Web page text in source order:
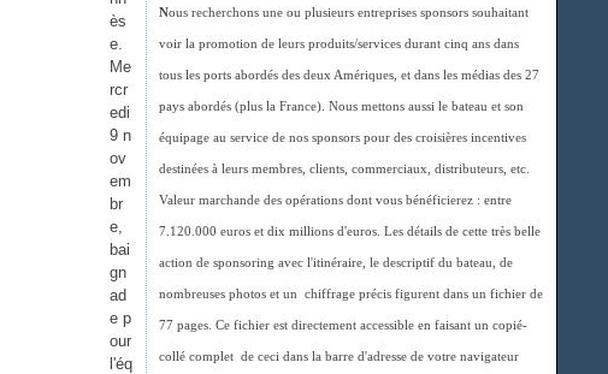
ès
e.
Me
rcr
edi
9 n
ov
em
br
e,
bai
gn
ad
e p
our
l'éq
Nous recherchons une ou plusieurs entreprises sponsors souhaitant
voir la promotion de leurs produits/services durant cinq ans dans
tous les ports abordés des deux Amériques, et dans les médias des 27
pays abordés (plus la France). Nous mettons aussi le bateau et son
équipage au service de nos sponsors pour des croisières incentives
destinées à leurs membres, clients, commerciaux, distributeurs, etc.
Valeur marchande des opérations dont vous bénéficierez : entre
7.120.000 euros et dix millions d'euros. Les détails de cette très belle
action de sponsoring avec l'itinéraire, le descriptif du bateau, de
nombreuses photos et un chiffrage précis figurent dans un fichier de
77 pages. Ce fichier est directement accessible en faisant un copié-
collé complet de ceci dans la barre d'adresse de votre navigateur